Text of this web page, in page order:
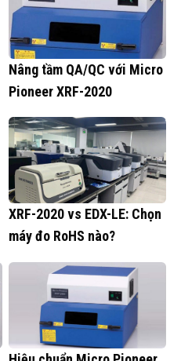
Nâng tầm QA/QC với Micro
Pioneer XRF-2020
XRF-2020 vs EDX-LE: Chọn
máy đo RoHS nào?